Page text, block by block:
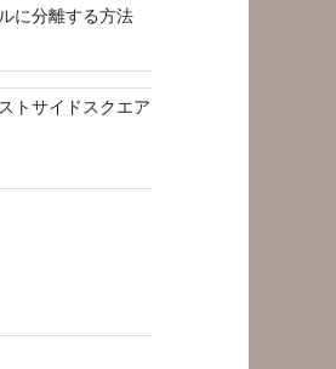
に分離する方法
トサイドスクエア